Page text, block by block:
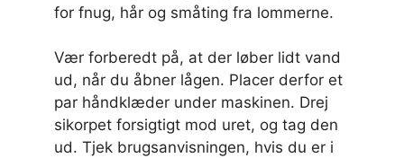
for fnug, hår og småting fra lommerne.
Vær forberedt på, at der løber lidt vand
ud, når du åbner lågen. Placer derfor et
par håndklæder under maskinen. Drej
sikorpet forsigtigt mod uret, og tag den
ud. Tjek brugsanvisningen, hvis du er i